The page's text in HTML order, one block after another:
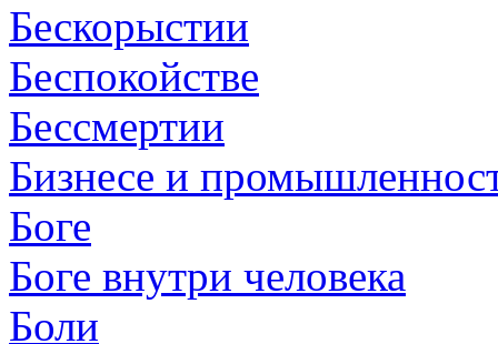
Бескорыстии
Беспокойстве
Бессмертии
Бизнесе и
Боге
Боге внутри человека
Боли